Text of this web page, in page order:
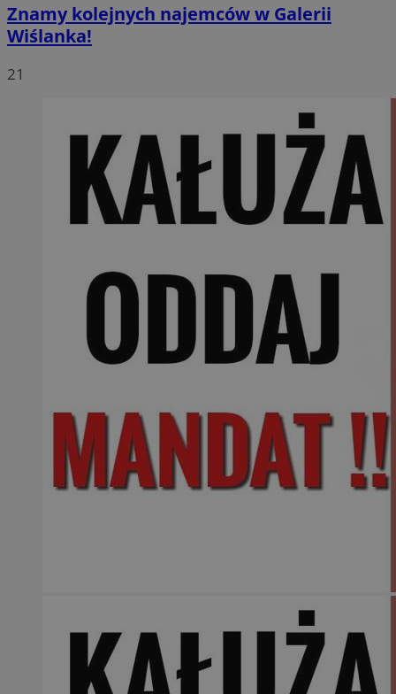
Znamy kolejnych najemców w Galerii
Wiślanka!
21